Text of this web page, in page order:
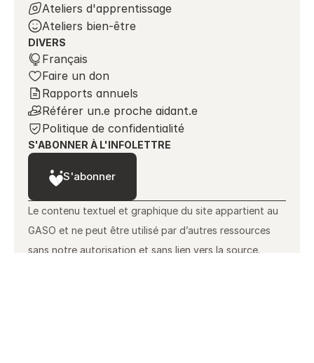
Ateliers d'apprentissage
Ateliers bien-être
DIVERS
Select Language
Français
Faire un don
Rapports annuels
Référer un.e proche aidant.e
Politique de confidentialité
S'ABONNER À L'INFOLETTRE
S'abonner
Le contenu textuel et graphique du site appartient au
GASO et ne peut être utilisé par d’autres ressources
sans notre autorisation et sans lien vers la source.